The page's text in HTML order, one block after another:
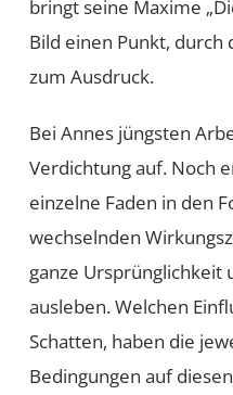
bringt seine Maxime
Bild einen Punkt, durch
zum Ausdruck.
Bei Annes jüngsten
Verdichtung auf. Noch
einzelne Faden in den
wechselnden
ganze
ausleben. Welchen
Schatten, haben die
Bedingungen auf